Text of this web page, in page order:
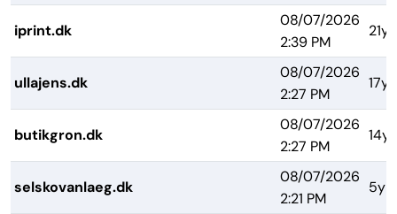
iprint.dk
08/07/2026
2:39 PM
ullajens.dk
08/07/2026
2:27 PM
butikgron.dk
08/07/2026
2:27 PM
selskovanlaeg.dk
08/07/2026
2:21 PM
5yrs